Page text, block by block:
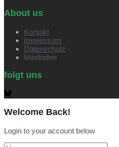
About us
Kontakt
Impressum
Datenschutz
Mastodon
folgt uns
Welcome Back!
Login to your account below